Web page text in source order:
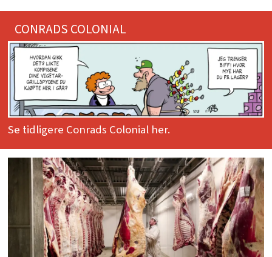
CONRADS COLONIAL
Se tidligere Conrads Colonial her.